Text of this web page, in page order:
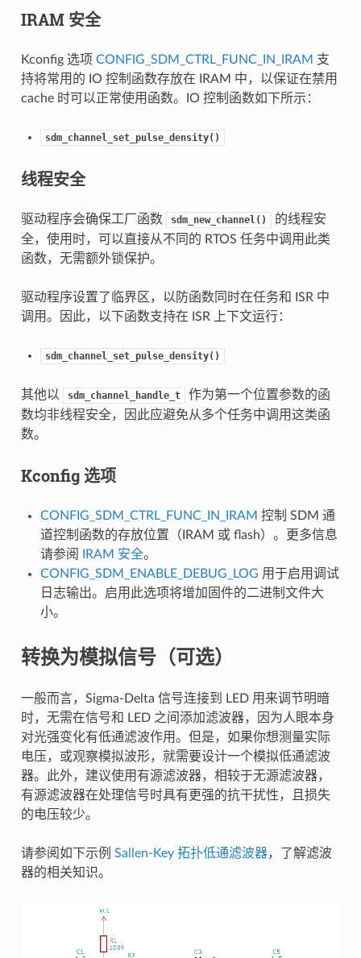
IRAM 安全
Kconfig 选项 CONFIG_SDM_CTRL_FUNC_IN_IRAM 支
持将常用的 IO 控制函数存放在 IRAM 中，以保证在禁用
cache 时可以正常使用函数。IO 控制函数如下所示：
sdm_channel_set_pulse_density()
线程安全
驱动程序会确保工厂函数 sdm_new_channel()
的线程安
全，使用时，可以直接从不同的 RTOS 任务中调用此类
函数，无需额外锁保护。
驱动程序设置了临界区，以防函数同时在任务和 ISR 中
调用。因此，以下函数支持在 ISR 上下文运行：
sdm_channel_set_pulse_density()
其他以 sdm_channel_handle_t
作为第一个位置参数的函
数均非线程安全，因此应避免从多个任务中调用这类函
数。
Kconfig 选项
CONFIG_SDM_CTRL_FUNC_IN_IRAM 控制 SDM 通
道控制函数的存放位置（IRAM 或 flash）。更多信息
请参阅
IRAM 安全。
CONFIG_SDM_ENABLE_DEBUG_LOG 用于启用调试
日志输出。启用此选项将增加固件的二进制文件大
小。
转换为模拟信号（可选）
一般而言，Sigma-Delta 信号连接到 LED 用来调节明暗
时，无需在信号和 LED 之间添加滤波器，因为人眼本身
对光强变化有低通滤波作用。但是，如果你想测量实际
电压，或观察模拟波形，就需要设计一个模拟低通滤波
器。此外，建议使用有源滤波器，相较于无源滤波器，
有源滤波器在处理信号时具有更强的抗干扰性，且损失
的电压较少。
请参阅如下示例 Sallen-Key 拓扑低通滤波器，了解滤波
器的相关知识。